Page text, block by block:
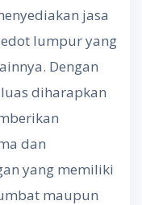
jasa
lumpur yang
Dengan
diharapkan
dan
yang memiliki
maupun